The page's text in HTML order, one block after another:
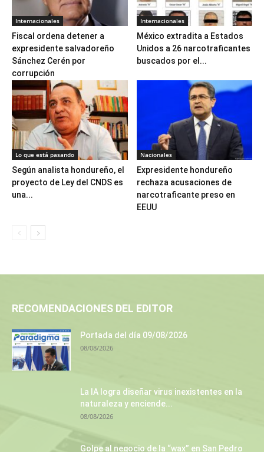
Internacionales
Fiscal ordena detener a
expresidente salvadoreño
Sánchez Cerén por
corrupción
Internacionales
México extradita a Estados
Unidos a 26 narcotraficantes
buscados por el...
Lo que está pasando
Según analista hondureño, el
proyecto de Ley del CNDS es
una...
Nacionales
Expresidente hondureño
rechaza acusaciones de
narcotraficante preso en
EEUU
RECOMENDACIONES DEL EDITOR
Portada del día 09/08/2026
08/08/2026
La IA logra diseñar virus inexistentes en la
naturaleza y enciende...
08/08/2026
Golpe al negocio de la “wax” en San Pedro